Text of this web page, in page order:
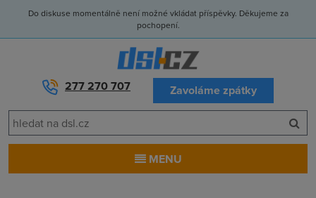
Do diskuse momentálně není možné vkládat příspěvky. Děkujeme za
pochopení.
277 270 707 Zavoláme zpátky
MENU